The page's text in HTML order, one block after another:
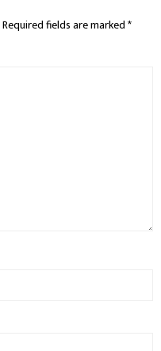
Required fields are marked*